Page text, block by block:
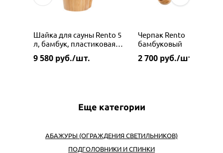
Шайка для сауны Rento 5
л, бамбук, пластиковая
9 580 руб./шт.
Черпак Rento
бамбуковый
2 700 руб./шт.
Еще категории
АБАЖУРЫ (ОГРАЖДЕНИЯ СВЕТИЛЬНИКОВ)
ПОДГОЛОВНИКИ И СПИНКИ